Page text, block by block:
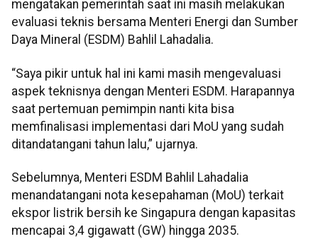
mengatakan pemerintah saat ini masih melakukan
evaluasi teknis bersama Menteri Energi dan Sumber
Daya Mineral (ESDM) Bahlil Lahadalia.
“Saya pikir untuk hal ini kami masih mengevaluasi
aspek teknisnya dengan Menteri ESDM. Harapannya
saat pertemuan pemimpin nanti kita bisa
memfinalisasi implementasi dari MoU yang sudah
ditandatangani tahun lalu,” ujarnya.
Sebelumnya, Menteri ESDM Bahlil Lahadalia
menandatangani nota kesepahaman (MoU) terkait
ekspor listrik bersih ke Singapura dengan kapasitas
mencapai 3,4 gigawatt (GW) hingga 2035.